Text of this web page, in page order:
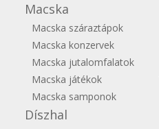
Macska
Macska száraztápok
Macska konzervek
Macska jutalomfalatok
Macska játékok
Macska samponok
Díszhal